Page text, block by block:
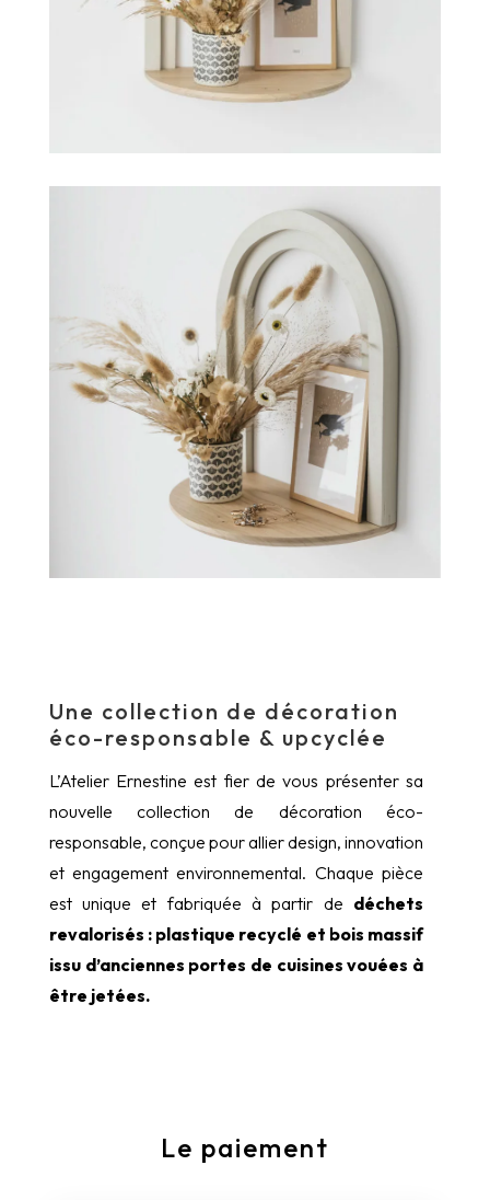
Une collection de décoration
éco-responsable & upcyclée
L’Atelier Ernestine est fier de vous présenter sa
nouvelle collection de décoration éco-
responsable, conçue pour allier design, innovation
et engagement environnemental. Chaque pièce
est unique et fabriquée à partir de déchets
revalorisés : plastique recyclé et bois massif
issu d’anciennes portes de cuisines vouées à
être jetées.
Le paiement